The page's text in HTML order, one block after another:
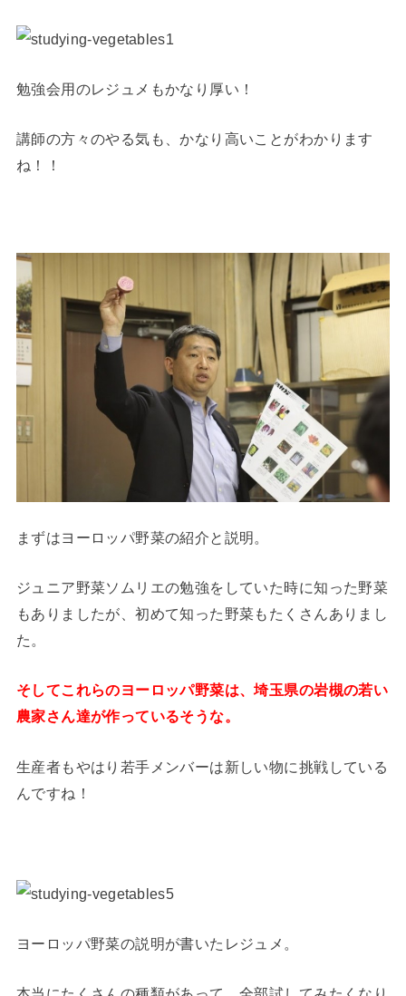
勉強会用のレジュメもかなり厚い！
講師の方々のやる気も、かなり高いことがわかります
ね！！
まずはヨーロッパ野菜の紹介と説明。
ジュニア野菜ソムリエの勉強をしていた時に知った野菜
もありましたが、初めて知った野菜もたくさんありまし
た。
そしてこれらのヨーロッパ野菜は、埼玉県の岩槻の若い
農家さん達が作っているそうな。
生産者もやはり若手メンバーは新しい物に挑戦している
んですね！
ヨーロッパ野菜の説明が書いたレジュメ。